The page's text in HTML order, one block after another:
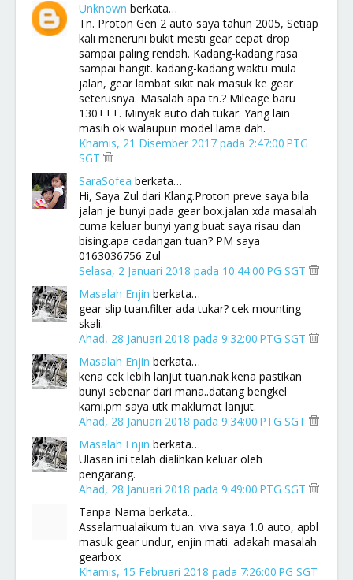
Unknown berkata…
Tn. Proton Gen 2 auto saya tahun 2005, Setiap
kali meneruni bukit mesti gear cepat drop
sampai paling rendah. Kadang-kadang rasa
sampai hangit. kadang-kadang waktu mula
jalan, gear lambat sikit nak masuk ke gear
seterusnya. Masalah apa tn.? Mileage baru
130+++. Minyak auto dah tukar. Yang lain
masih ok walaupun model lama dah.
Khamis, 21 Disember 2017 pada 2:47:00 PTG
SGT
SaraSofea berkata…
Hi, Saya Zul dari Klang.Proton preve saya bila
jalan je bunyi pada gear box.jalan xda masalah
cuma keluar bunyi yang buat saya risau dan
bising.apa cadangan tuan? PM saya
0163036756 Zul
Selasa, 2 Januari 2018 pada 10:44:00 PG SGT
Masalah Enjin berkata…
gear slip tuan.filter ada tukar? cek mounting
skali.
Ahad, 28 Januari 2018 pada 9:32:00 PTG SGT
Masalah Enjin berkata…
kena cek lebih lanjut tuan.nak kena pastikan
bunyi sebenar dari mana..datang bengkel
kami.pm saya utk maklumat lanjut.
Ahad, 28 Januari 2018 pada 9:34:00 PTG SGT
Masalah Enjin berkata…
Ulasan ini telah dialihkan keluar oleh
pengarang.
Ahad, 28 Januari 2018 pada 9:49:00 PTG SGT
Tanpa Nama berkata…
Assalamualaikum tuan. viva saya 1.0 auto, apbl
masuk gear undur, enjin mati. adakah masalah
gearbox
Khamis, 15 Februari 2018 pada 7:26:00 PG SGT